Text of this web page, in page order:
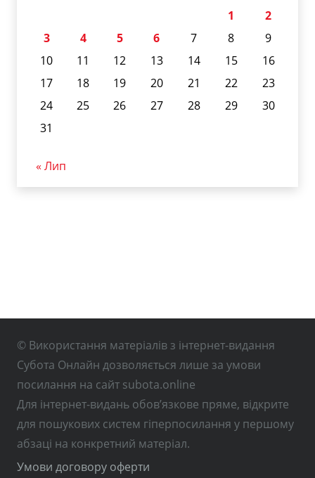
1
2
3
4 5 6 7 8
9
10
11 12 13 14 15
16
17
18 19 20 21 22
23
24
25 26 27 28 29
30
31
« Лип
© Використання матеріалів з інтернет-видання
Субота Онлайн дозволяється лише за умови
посилання на сайт subota.online
Для інтернет-видань обов’язкове пряме, відкрите
для пошукових систем гіперпосилання у першому
абзаці на конкретний матеріал.
Умови договору оферти